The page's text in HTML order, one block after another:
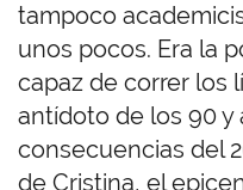
tampoco
unos pocos. Era la
capaz de correr los
antídoto de los 90 y
consecuencias del
de Cristina, el